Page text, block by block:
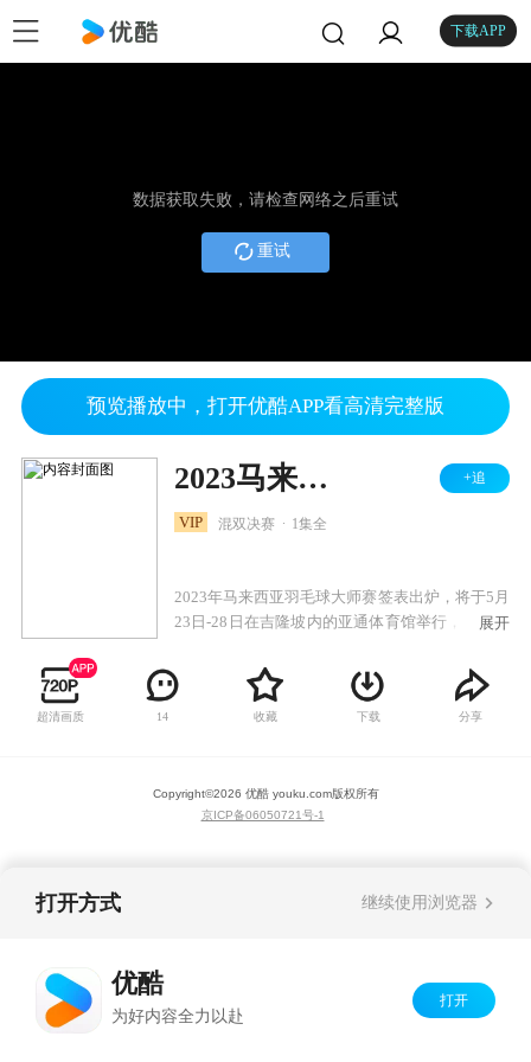
下载APP
数据获取失败，请检查网络之后重试
重试
预览播放中，打开优酷APP看高清完整版
2023马来西亚羽毛球大师赛 混双决赛 冯彦哲/黄东萍VS德差波/沙西丽 +追
VIP 混双决赛 1集全
2023年马来西亚羽毛球大师赛签表出炉，将于5月
23日-28日在吉隆坡内的亚通体育馆举行，属于第
球大师赛，也是世界羽联世界巡回赛的其中一
站，赛事总奖金42万美元。
展开
超清画质 14 收藏 下载 分享
Copyright©2026 优酷 youku.com版权所有
京ICP备06050721号-1
打开方式 继续使用浏览器
优酷
为好内容全力以赴
打开